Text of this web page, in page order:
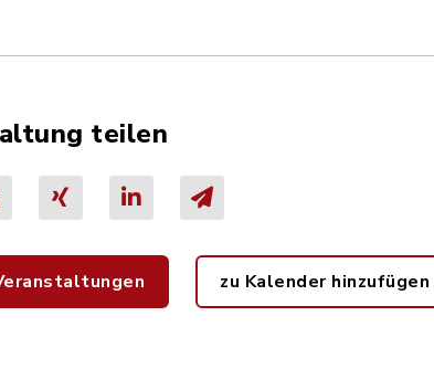
teilen
zu Kalender hinzufügen